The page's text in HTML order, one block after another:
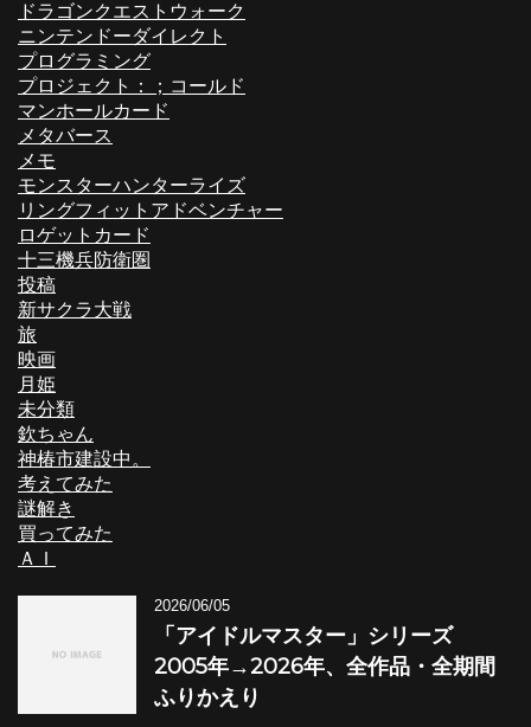
ドラゴンクエストウォーク
ニンテンドーダイレクト
プログラミング
プロジェクト：；コールド
マンホールカード
メタバース
メモ
モンスターハンターライズ
リングフィットアドベンチャー
ロゲットカード
十三機兵防衛圏
投稿
新サクラ大戦
旅
映画
月姫
未分類
欽ちゃん
神椿市建設中。
考えてみた
謎解き
買ってみた
ＡＩ
2026/06/05
「アイドルマスター」シリーズ
2005年→2026年、全作品・全期間
ふりかえり